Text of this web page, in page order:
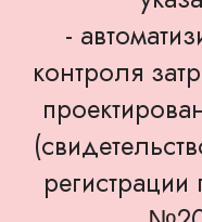
-
контроля